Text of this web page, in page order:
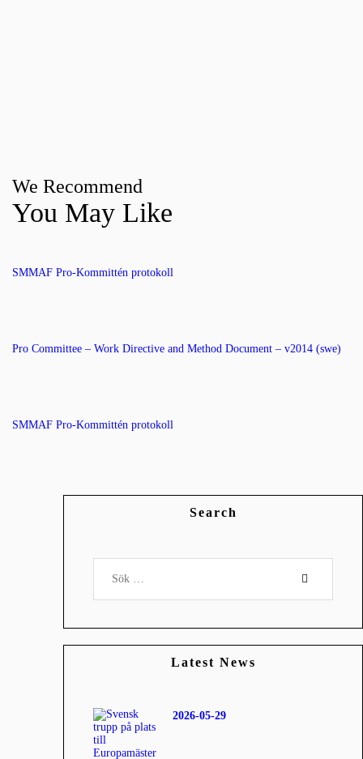
We Recommend
You May Like
SMMAF Pro-Kommittén protokoll
Pro Committee – Work Directive and Method Document – v2014 (swe)
SMMAF Pro-Kommittén protokoll
Search
efter:
Latest News
2026-05-29